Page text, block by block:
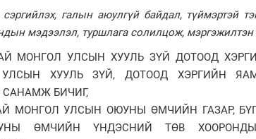
галын аюулгүй байдал, түймэртэй
мэдээлэл, туршлага солилцож, мэргэжилтэн
МОНГОЛ УЛСЫН ХУУЛЬ ЗҮЙ ДОТООД
УЛСЫН ХУУЛЬ ЗҮЙ, ДОТООД ХЭРГИЙН
БИЧИГ,
МОНГОЛ УЛСЫН ОЮУНЫ ӨМЧИЙН ГАЗАР,
ӨМЧИЙН ҮНДЭСНИЙ ТӨВ